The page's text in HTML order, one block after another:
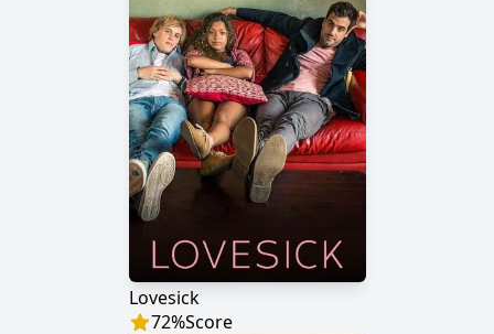
Lovesick
72%Score